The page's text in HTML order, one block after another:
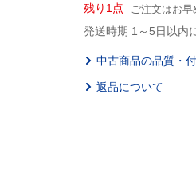
残り1点 ご注文はお早
発送時期 1～5日以内
中古商品の品質・
返品について